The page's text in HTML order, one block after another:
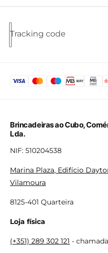
Portátil e perfeito
Adequado para
Promove o
Idade recomendada:
Tracking code
Brincadeiras ao Cubo,
Lda.
NIF: 510204538
Marina Plaza, Edifício
Vilamoura
8125-401 Quarteira
Loja física
(+351) 289 302 121 -